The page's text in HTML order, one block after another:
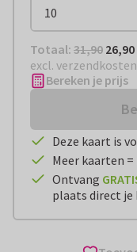
Totaal: € 26,90
Totaal: 31,90 26,90
excl. verzendkosten
Bereken je prijs
Deze kaart is
Meer kaarten
Ontvang
plaats direct